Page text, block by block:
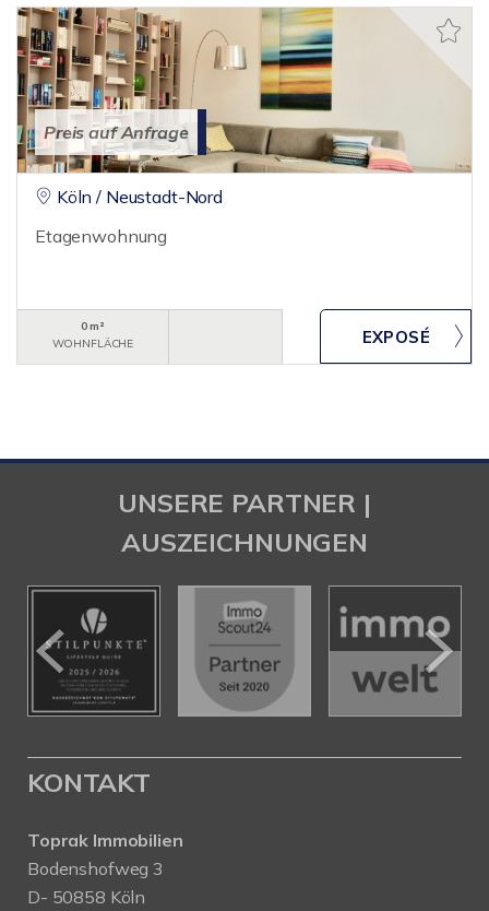
Preis auf Anfrage
Köln / Neustadt-Nord
Etagenwohnung
0 m²
WOHNFLÄCHE
UNSERE PARTNER |
AUSZEICHNUNGEN
KONTAKT
Toprak Immobilien
Bodenshofweg 3
D- 50858 Köln